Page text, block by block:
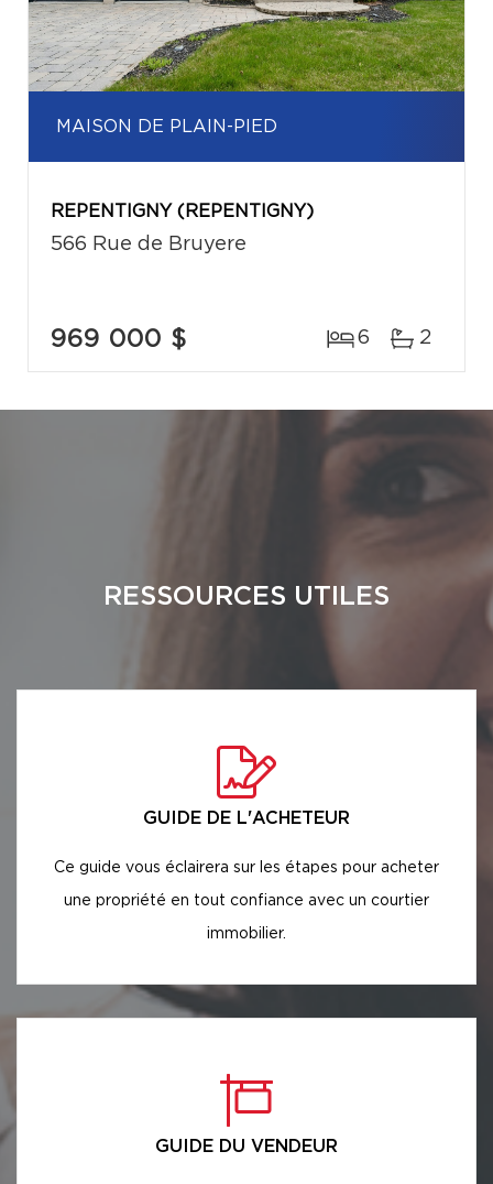
MAISON DE PLAIN-PIED
REPENTIGNY (REPENTIGNY)
566 Rue de Bruyere
969 000 $ 6 2
RESSOURCES UTILES
GUIDE DE L'ACHETEUR
Ce guide vous éclairera sur les étapes pour acheter
une propriété en tout confiance avec un courtier
immobilier.
GUIDE DU VENDEUR